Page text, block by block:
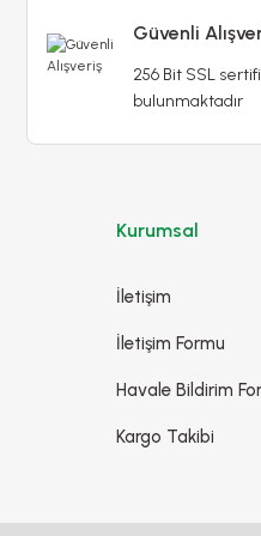
Detaylı
Güvenli
256 Bit SSL
bulunmaktadır
Kurumsal
İletişim
İletişim Formu
Havale Bildirim
Kargo Takibi